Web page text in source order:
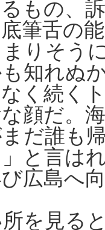
もの、
筆舌の
りそう
知れぬ
く続く
顔だ。
だ誰も
と言は
広島へ
を見る